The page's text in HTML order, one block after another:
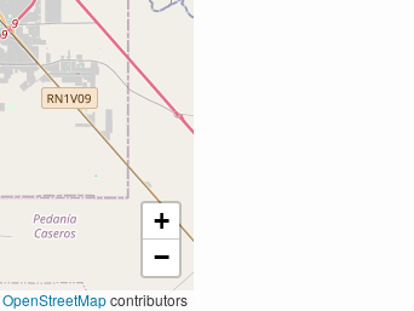
+
−
OpenStreetMapcontributors